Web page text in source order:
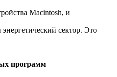
Macintosh, и
энергетический сектор. Это
программ